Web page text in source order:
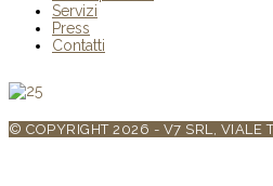
Servizi
Press
Contatti
© COPYRIGHT 2026 - V7 SRL, VIALE